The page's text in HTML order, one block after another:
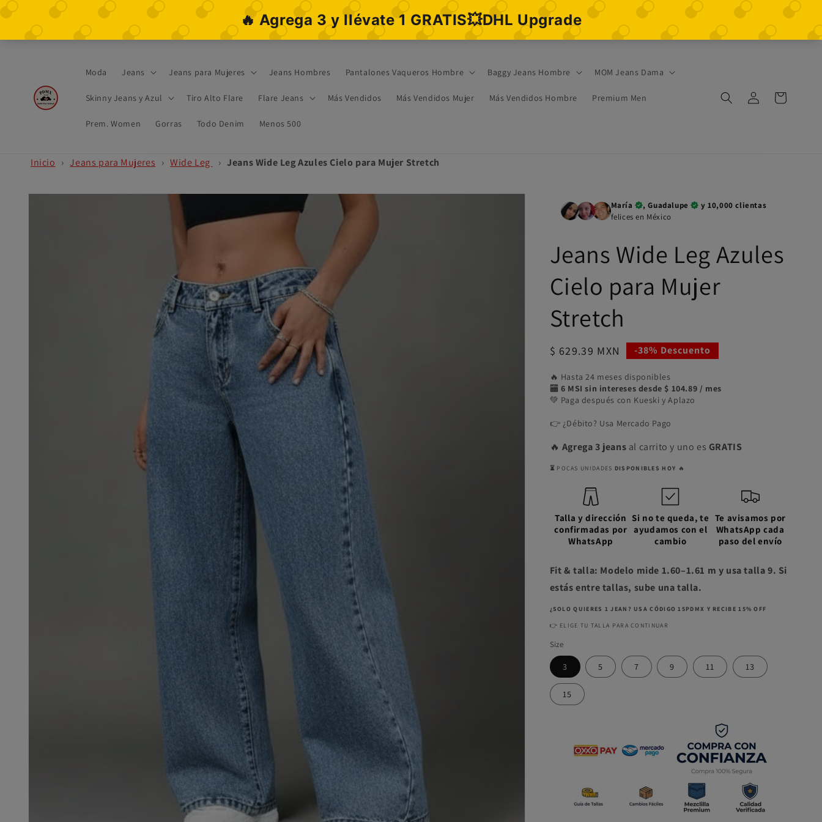
Ir
directamente
al contenido
Moda Jeans Jeans para Mujeres Jeans Hombres Pantalones Vaqueros Hombre Baggy Jeans Hombre MOM Jeans Dama
Skinny Jeans y Azul Tiro Alto Flare Flare Jeans Más Vendidos Más Vendidos Mujer Más Vendidos Hombre Premium Men
Prem. Women Gorras Todo Denim Menos 500
Iniciar
sesión
Carrito
Inicio › Jeans para Mujeres › Wide Leg › Jeans Wide Leg Azules Cielo para Mujer Stretch
directamente
María , Guadalupe
y 10,000 clientas
felices en México
Jeans Wide Leg Azules
Cielo para Mujer
Stretch
Precio
oferta
$ 629.39 MXN -38% Descuento
🔥 Hasta 24 meses disponibles
🏧 6 MSI sin intereses desde $ 104.89 / mes
💚 Paga después con Kueski y Aplazo
👉 ¿Débito? Usa Mercado Pago
🔥 Agrega 3 jeans al carrito y uno es GRATIS
⏳ POCAS UNIDADES DISPONIBLES HOY 🔥
Talla y dirección
confirmadas por
WhatsApp
Si no te queda, te
ayudamos con el
cambio
Te avisamos por
WhatsApp cada
paso del envío
Fit & talla: Modelo mide 1.60–1.61 m y usa talla 9. Si
estás entre tallas, sube una talla.
¿SOLO QUIERES 1 JEAN? USA CÓDIGO 15PDMX Y RECIBE 15% OFF
👉 ELIGE TU TALLA PARA CONTINUAR
Size
3 5 7 9 11 13
15